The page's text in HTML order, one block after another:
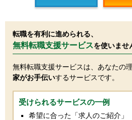
転職を有利に進められる、
無料転職支援サービスを使いませ
無料転職支援サービスは、あなたの
家がお手伝いするサービスです。
受けられるサービスの一例
希望に合った「求人のご紹介」